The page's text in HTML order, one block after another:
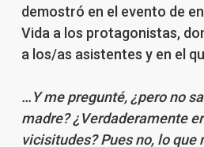
demostró en el evento de
Vida a los protagonistas,
a los/as asistentes y en el
…Y me pregunté, ¿pero no
madre? ¿Verdaderamente
vicisitudes? Pues no, lo que